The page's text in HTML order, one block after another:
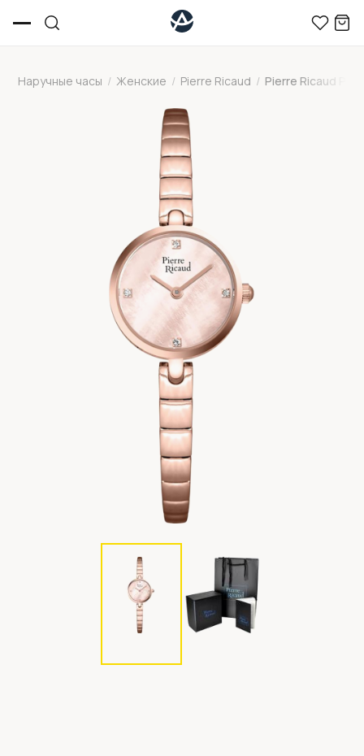
Наручные часы / Женские / Pierre Ricaud / Pierre Ricaud